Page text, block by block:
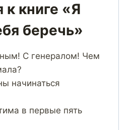
к книге «Я
беречь»
С генералом! Чем
начинаться
в первые пять